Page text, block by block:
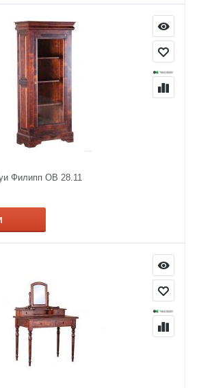
Филипп ОВ 28.11